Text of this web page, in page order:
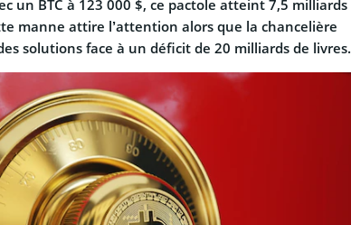
un BTC à 123 000 $, ce pactole atteint 7,5 milliards
manne attire l’attention alors que la chancelière
solutions face à un déficit de 20 milliards de livres.